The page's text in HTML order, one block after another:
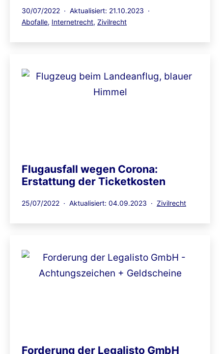
Veröffentlicht
am
30/07/2022
Aktualisiert: 21.10.2023
Kategorisiert
Abofalle, Internetrecht, Zivilrecht
Flugausfall wegen Corona:
Erstattung der Ticketkosten
Veröffentlicht
25/07/2022 Aktualisiert: 04.09.2023
Kategorisiert
Zivilrecht
Forderung der Legalisto GmbH